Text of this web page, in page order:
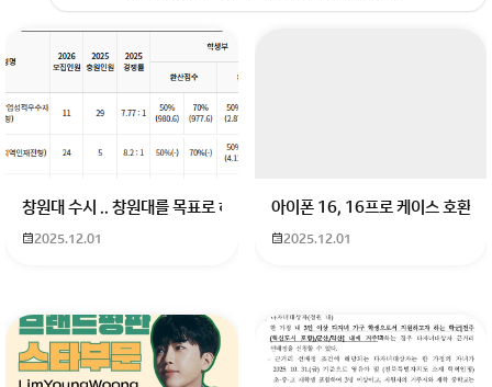
창원대 수시 .. 창원대를 목표로 하고 있는 09년생입니다 지금 제 내신이 5
2025.12.01
아이폰 16, 16프로 케이스 호환
2025.12.01